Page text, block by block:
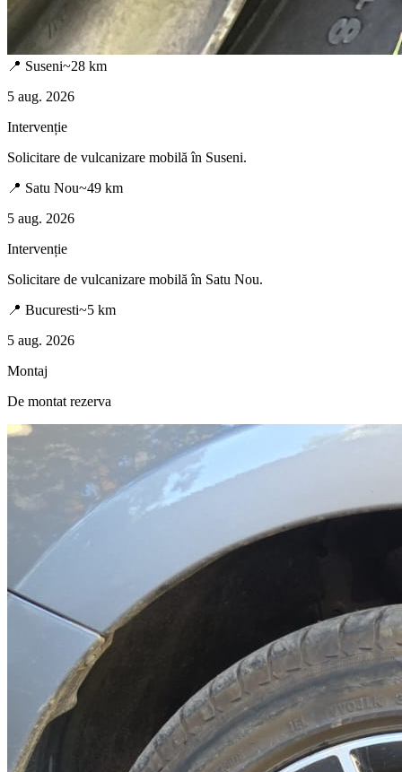
📍 Suseni~28 km
5 aug. 2026
Intervenție
Solicitare de vulcanizare mobilă în Suseni.
📍 Satu Nou~49 km
5 aug. 2026
Intervenție
Solicitare de vulcanizare mobilă în Satu Nou.
📍 Bucuresti~5 km
5 aug. 2026
Montaj
De montat rezerva